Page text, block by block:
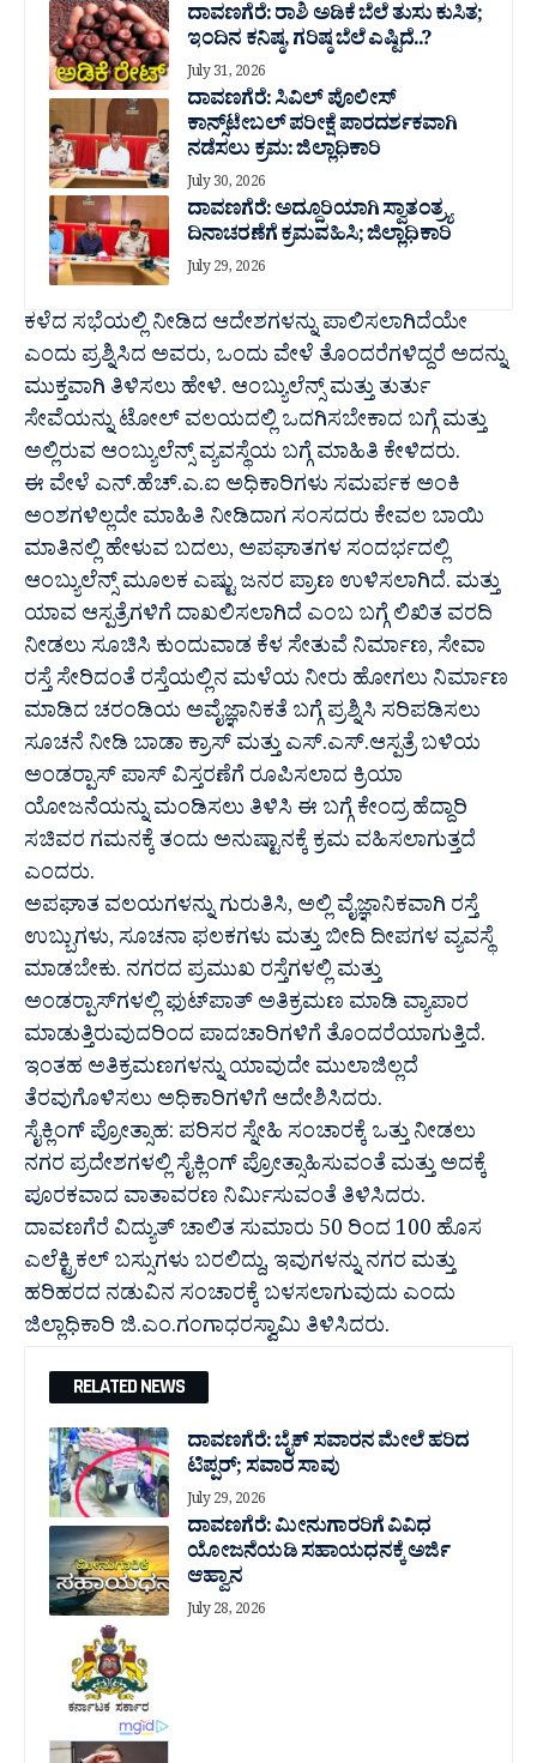
ದಾವಣಗೆರೆ: ರಾಶಿ ಅಡಿಕೆ ಬೆಲೆ ತುಸು‌ ಕುಸಿತ;
ಇಂದಿನ ಕನಿಷ್ಠ, ಗರಿಷ್ಠ ಬೆಲೆ ಎಷ್ಟಿದೆ..?
July 31, 2026
ದಾವಣಗೆರೆ: ಸಿವಿಲ್ ಪೊಲೀಸ್
ಕಾನ್ಸ್‌ಟೇಬಲ್ ಪರೀಕ್ಷೆ ಪಾರದರ್ಶಕವಾಗಿ
ನಡೆಸಲು ಕ್ರಮ: ಜಿಲ್ಲಾಧಿಕಾರಿ
July 30, 2026
ದಾವಣಗೆರೆ: ಅದ್ದೂರಿಯಾಗಿ ಸ್ವಾತಂತ್ರ್ಯ
ದಿನಾಚರಣೆಗೆ ಕ್ರಮವಹಿಸಿ; ಜಿಲ್ಲಾಧಿಕಾರಿ
July 29, 2026
ಕಳೆದ ಸಭೆಯಲ್ಲಿ ನೀಡಿದ ಆದೇಶಗಳನ್ನು ಪಾಲಿಸಲಾಗಿದೆಯೇ
ಎಂದು ಪ್ರಶ್ನಿಸಿದ ಅವರು, ಒಂದು ವೇಳೆ ತೊಂದರೆಗಳಿದ್ದರೆ ಅದನ್ನು
ಮುಕ್ತವಾಗಿ ತಿಳಿಸಲು ಹೇಳಿ. ಆಂಬ್ಯುಲೆನ್ಸ್ ಮತ್ತು ತುರ್ತು
ಸೇವೆಯನ್ನು ಟೋಲ್ ವಲಯದಲ್ಲಿ ಒದಗಿಸಬೇಕಾದ ಬಗ್ಗೆ ಮತ್ತು
ಅಲ್ಲಿರುವ ಆಂಬ್ಯುಲೆನ್ಸ್ ವ್ಯವಸ್ಥೆಯ ಬಗ್ಗೆ ಮಾಹಿತಿ ಕೇಳಿದರು.
ಈ ವೇಳೆ ಎನ್.ಹೆಚ್.ಎ.ಐ ಅಧಿಕಾರಿಗಳು ಸಮರ್ಪಕ ಅಂಕಿ
ಅಂಶಗಳಿಲ್ಲದೇ ಮಾಹಿತಿ ನೀಡಿದಾಗ ಸಂಸದರು ಕೇವಲ ಬಾಯಿ
ಮಾತಿನಲ್ಲಿ ಹೇಳುವ ಬದಲು, ಅಪಘಾತಗಳ ಸಂದರ್ಭದಲ್ಲಿ
ಆಂಬ್ಯುಲೆನ್ಸ್ ಮೂಲಕ ಎಷ್ಟು ಜನರ ಪ್ರಾಣ ಉಳಿಸಲಾಗಿದೆ. ಮತ್ತು
ಯಾವ ಆಸ್ಪತ್ರೆಗಳಿಗೆ ದಾಖಲಿಸಲಾಗಿದೆ ಎಂಬ ಬಗ್ಗೆ ಲಿಖಿತ ವರದಿ
ನೀಡಲು ಸೂಚಿಸಿ ಕುಂದುವಾಡ ಕೆಳ ಸೇತುವೆ ನಿರ್ಮಾಣ, ಸೇವಾ
ರಸ್ತೆ ಸೇರಿದಂತೆ ರಸ್ತೆಯಲ್ಲಿನ ಮಳೆಯ ನೀರು ಹೋಗಲು ನಿರ್ಮಾಣ
ಮಾಡಿದ ಚರಂಡಿಯ ಅವೈಜ್ಞಾನಿಕತೆ ಬಗ್ಗೆ ಪ್ರಶ್ನಿಸಿ ಸರಿಪಡಿಸಲು
ಸೂಚನೆ ನೀಡಿ ಬಾಡಾ ಕ್ರಾಸ್ ಮತ್ತು ಎಸ್.ಎಸ್.ಆಸ್ಪತ್ರೆ ಬಳಿಯ
ಅಂಡರ್‍ಪಾಸ್ ಪಾಸ್ ವಿಸ್ತರಣೆಗೆ ರೂಪಿಸಲಾದ ಕ್ರಿಯಾ
ಯೋಜನೆಯನ್ನು ಮಂಡಿಸಲು ತಿಳಿಸಿ ಈ ಬಗ್ಗೆ ಕೇಂದ್ರ ಹೆದ್ದಾರಿ
ಸಚಿವರ ಗಮನಕ್ಕೆ ತಂದು ಅನುಷ್ಟಾನಕ್ಕೆ ಕ್ರಮ ವಹಿಸಲಾಗುತ್ತದೆ
ಎಂದರು.
ಅಪಘಾತ ವಲಯಗಳನ್ನು ಗುರುತಿಸಿ, ಅಲ್ಲಿ ವೈಜ್ಞಾನಿಕವಾಗಿ ರಸ್ತೆ
ಉಬ್ಬುಗಳು, ಸೂಚನಾ ಫಲಕಗಳು ಮತ್ತು ಬೀದಿ ದೀಪಗಳ ವ್ಯವಸ್ಥೆ
ಮಾಡಬೇಕು. ನಗರದ ಪ್ರಮುಖ ರಸ್ತೆಗಳಲ್ಲಿ ಮತ್ತು
ಅಂಡರ್‍ಪಾಸ್‍ಗಳಲ್ಲಿ ಫುಟ್‍ಪಾತ್ ಅತಿಕ್ರಮಣ ಮಾಡಿ ವ್ಯಾಪಾರ
ಮಾಡುತ್ತಿರುವುದರಿಂದ ಪಾದಚಾರಿಗಳಿಗೆ ತೊಂದರೆಯಾಗುತ್ತಿದೆ.
ಇಂತಹ ಅತಿಕ್ರಮಣಗಳನ್ನು ಯಾವುದೇ ಮುಲಾಜಿಲ್ಲದೆ
ತೆರವುಗೊಳಿಸಲು ಅಧಿಕಾರಿಗಳಿಗೆ ಆದೇಶಿಸಿದರು.
ಸೈಕ್ಲಿಂಗ್ ಪ್ರೋತ್ಸಾಹ: ಪರಿಸರ ಸ್ನೇಹಿ ಸಂಚಾರಕ್ಕೆ ಒತ್ತು ನೀಡಲು
ನಗರ ಪ್ರದೇಶಗಳಲ್ಲಿ ಸೈಕ್ಲಿಂಗ್ ಪ್ರೋತ್ಸಾಹಿಸುವಂತೆ ಮತ್ತು ಅದಕ್ಕೆ
ಪೂರಕವಾದ ವಾತಾವರಣ ನಿರ್ಮಿಸುವಂತೆ ತಿಳಿಸಿದರು.
ದಾವಣಗೆರೆ ವಿದ್ಯುತ್ ಚಾಲಿತ ಸುಮಾರು 50 ರಿಂದ 100 ಹೊಸ
ಎಲೆಕ್ಟ್ರಿಕಲ್ ಬಸ್ಸುಗಳು ಬರಲಿದ್ದು, ಇವುಗಳನ್ನು ನಗರ ಮತ್ತು
ಹರಿಹರದ ನಡುವಿನ ಸಂಚಾರಕ್ಕೆ ಬಳಸಲಾಗುವುದು ಎಂದು
ಜಿಲ್ಲಾಧಿಕಾರಿ ಜಿ.ಎಂ.ಗಂಗಾಧರಸ್ವಾಮಿ ತಿಳಿಸಿದರು.
RELATED NEWS
ದಾವಣಗೆರೆ: ಬೈಕ್ ಸವಾರನ ಮೇಲೆ ಹರಿದ
ಟಿಪ್ಪರ್; ಸವಾರ ಸಾವು
July 29, 2026
ದಾವಣಗೆರೆ: ಮೀನುಗಾರರಿಗೆ ವಿವಿಧ
ಯೋಜನೆಯಡಿ ಸಹಾಯಧನಕ್ಕೆ ಅರ್ಜಿ
ಆಹ್ವಾನ
July 28, 2026